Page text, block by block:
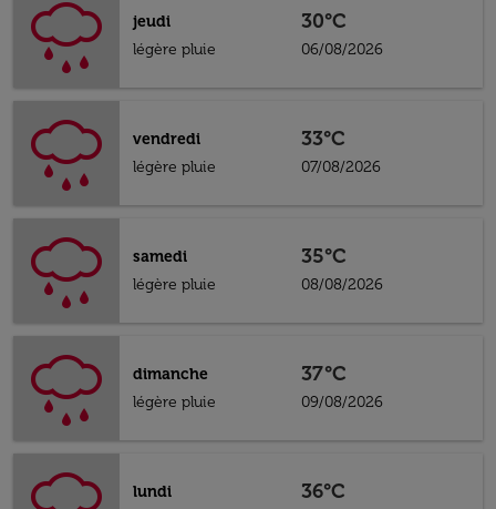
jeudi
légère pluie
30°C
06/08/2026
vendredi
légère pluie
33°C
07/08/2026
samedi
légère pluie
35°C
08/08/2026
dimanche
légère pluie
37°C
09/08/2026
lundi
36°C